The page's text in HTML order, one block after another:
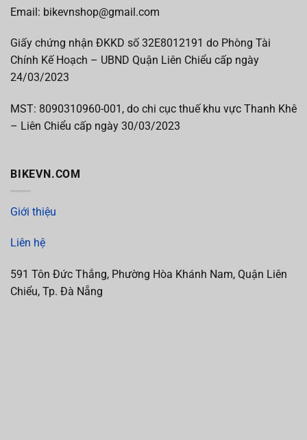
Email: bikevnshop@gmail.com
Giấy chứng nhận ĐKKD số 32E8012191 do Phòng Tài
Chính Kế Hoạch – UBND Quận Liên Chiểu cấp ngày
24/03/2023
MST: 8090310960-001, do chi cục thuế khu vực Thanh Khê
– Liên Chiểu cấp ngày 30/03/2023
BIKEVN.COM
Giới thiệu
Liên hệ
591 Tôn Đức Thắng, Phường Hòa Khánh Nam, Quận Liên
Chiểu, Tp. Đà Nẵng